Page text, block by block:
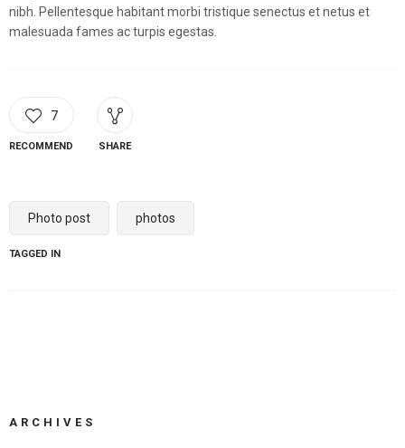
nibh. Pellentesque habitant morbi tristique senectus et netus et
malesuada fames ac turpis egestas.
7
RECOMMEND SHARE
Photo post photos
TAGGED IN
ARCHIVES